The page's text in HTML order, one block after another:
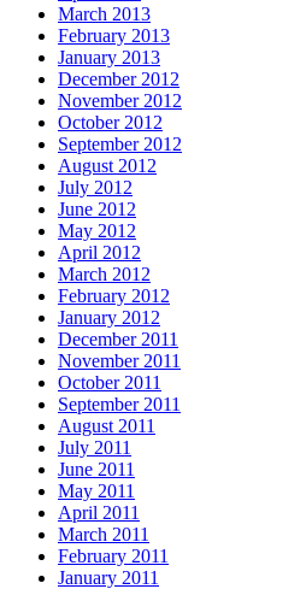
March 2013
February 2013
January 2013
December 2012
November 2012
October 2012
September 2012
August 2012
July 2012
June 2012
May 2012
April 2012
March 2012
February 2012
January 2012
December 2011
November 2011
October 2011
September 2011
August 2011
July 2011
June 2011
May 2011
April 2011
March 2011
February 2011
January 2011